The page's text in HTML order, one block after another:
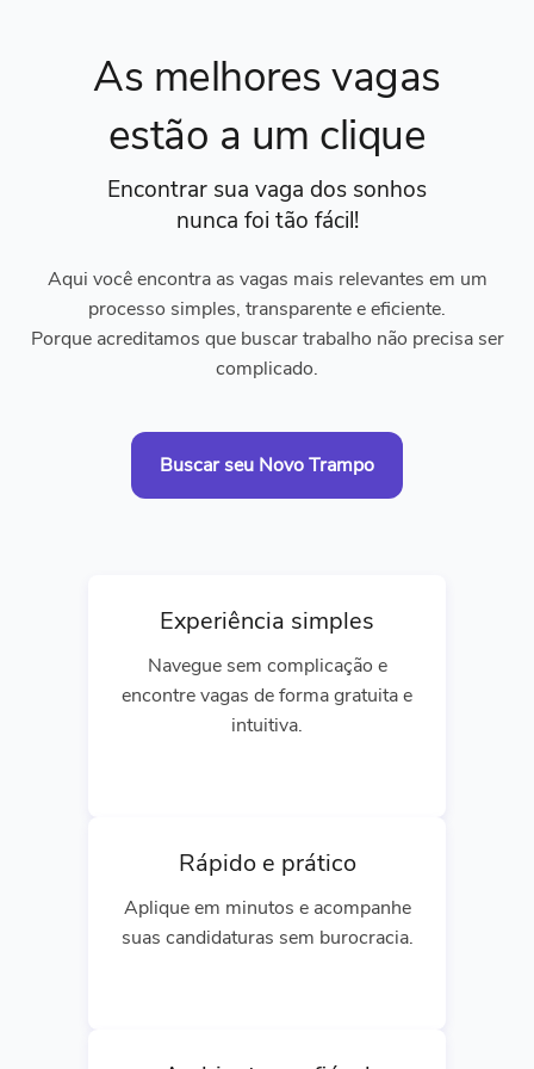
As melhores vagas
estão a um clique
Encontrar sua vaga dos sonhos
nunca foi tão fácil!
Aqui você encontra as vagas mais relevantes em um
processo simples, transparente e eficiente.
Porque acreditamos que buscar trabalho não precisa ser
complicado.
Buscar seu Novo Trampo
Experiência simples
Navegue sem complicação e
encontre vagas de forma gratuita e
intuitiva.
Rápido e prático
Aplique em minutos e acompanhe
suas candidaturas sem burocracia.